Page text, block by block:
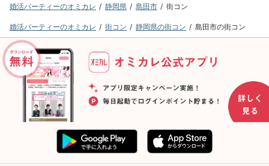
婚活パーティーのオミカレ 静岡県 島田市 街コン
婚活パーティーのオミカレ 街コン 静岡県の街コン 島田市の街コン